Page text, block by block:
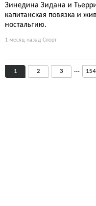
Зинедина Зидана и
капитанская повязка и
ностальгию.
1 месяц назад Спорт
1 2 3 ...